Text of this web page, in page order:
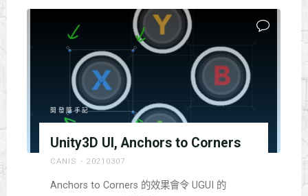
test"
開發隨手記
Unity3D UI, Anchors to Corners
CANIS 20210307
Anchors to Corners 的效果會令 UGUI 的